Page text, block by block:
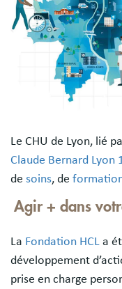
Le CHU de Lyon, lié
Claude Bernard Lyon
de soins, de
Agir + dans
La Fondation HCL a
développement
prise en charge